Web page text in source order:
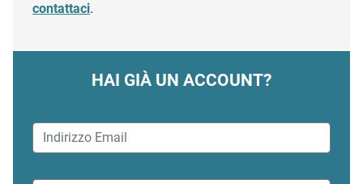
contattaci.
HAI GIÀ UN ACCOUNT?